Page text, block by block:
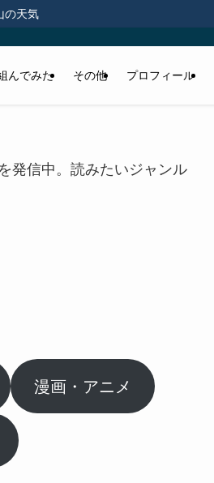
の天気
んでみた その他 プロフィール
発信中。読みたいジャンル
漫画・アニメ